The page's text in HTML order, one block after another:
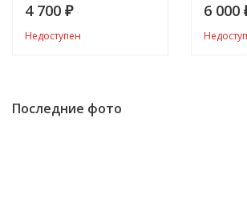
4 700 ₽
Недоступен
6 000
Последние фото